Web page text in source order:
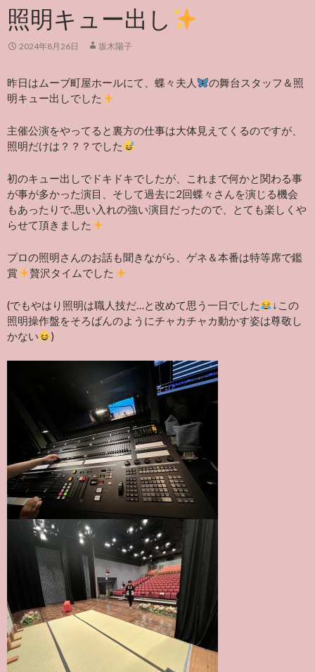
照明キュー出し
2024年8月26日 坂木陽子
昨日はムーブ町屋ホールにて、蝶々夫人
の舞台スタッフ＆照
明キュー出しでした
主催公演をやってると裏方の仕事は大体見えてくるのですが、
照明だけは？？？でした
初のキュー出しでドキドキでしたが、これまで何かと関わる事
が事が多かった演目、そして過去に2回蝶々さんを演じる機会
もあったりで..思い入れの強い演目だったので、とても楽しくや
らせて頂きました
プロの照明さんのお話も聞きながら、ゲネ＆本番は特等席で鑑
賞
贅沢タイムでした
(でもやはり照明は職人技だ…と改めて思う一日でした
↓この
照明操作盤をそろばんのようにチャカチャカ動かす姿は尊敬し
かない
)